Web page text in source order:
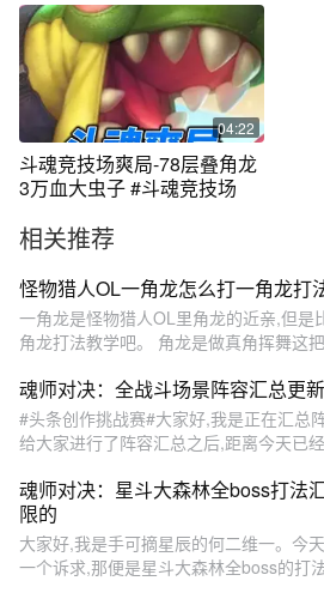
04:22
斗魂竞技场爽局-78层叠角龙
3万血大虫子 #斗魂竞技场
相关推荐
怪物猎人OL一角龙怎么打一角龙打
一角龙是怪物猎人OL里角龙的近亲,但是
角龙打法教学吧。 角龙是做真角挥舞这
魂师对决：全战斗场景阵容汇总更
#头条创作挑战赛#大家好,我是正在汇总
给大家进行了阵容汇总之后,距离今天已
魂师对决：星斗大森林全boss打法
限的
大家好,我是手可摘星辰的何二维一。今
一个诉求,那便是星斗大森林全boss的打